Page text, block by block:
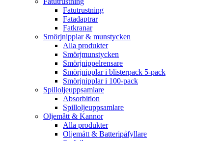
Fatutrustning
Fatadaptrar
Fatkranar
Smörjnipplar & munstycken
Alla produkter
Smörjmunstycken
Smörjnippelrensare
Smörjnipplar i blisterpack 5-pack
Smörjnipplar i 100-pack
Spilloljeuppsamlare
Absorbition
Spilloljeuppsamlare
Oljemått & Kannor
Alla produkter
Oljemått & Batteripåfyllare